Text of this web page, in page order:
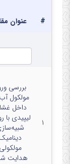
# عنوان
۱
بررسی
مولکول
داخل
لیپیدی با
مولکولی
هدایت